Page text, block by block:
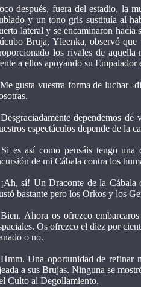
después, fuera del estadio, la
y un tono gris sustituía al
lateral y se encaminaron hacia
Bruja, Yleenka, observó
los rivales de aquella
a ellos apoyando su Empalador
gusta vuestra forma de luchar -
dependemos
espectáculos depende de la
es así como pensáis tengo una
de mi Cábala contra los
sí! Un Draconte de la Cábala
bastante pero los Orkos y los
Ahora os ofrezco
Os ofrezco el diez por
o no.
Una oportunidad de refinar
a sus Brujas. Ninguna se
Culto al Degollamiento.